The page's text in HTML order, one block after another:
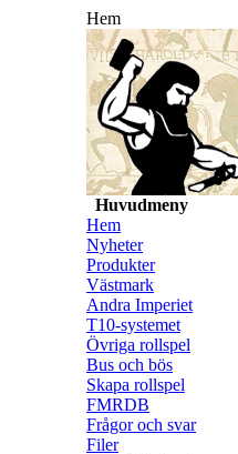
Hem
Huvudmeny
Hem
Nyheter
Produkter
Västmark
Andra Imperiet
T10-systemet
Övriga rollspel
Bus och bös
Skapa rollspel
FMRDB
Frågor och svar
Filer